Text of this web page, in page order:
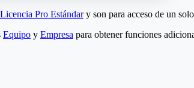
Licencia Pro Estándary son para acceso de un
Equipo y Empresa para obtener funciones